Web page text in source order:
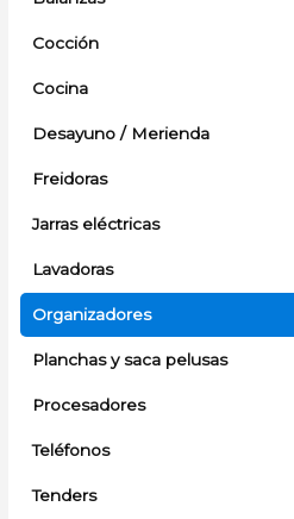
Cocción
Cocina
Desayuno / Merienda
Freidoras
Jarras eléctricas
Lavadoras
Organizadores
Planchas y saca pelusas
Procesadores
Teléfonos
Tenders